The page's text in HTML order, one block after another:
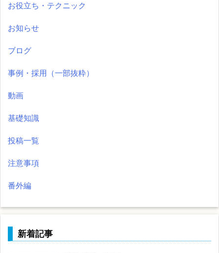
お役立ち・テクニック
お知らせ
ブログ
事例・採用（一部抜粋）
動画
基礎知識
投稿一覧
注意事項
番外編
新着記事